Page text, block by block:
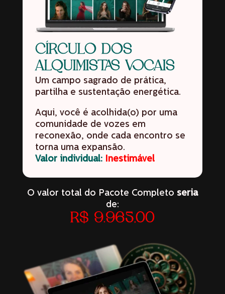
CÍRCULO DOS
ALQUIMISTAS VOCAIS
Um campo sagrado de prática,
partilha e sustentação energética.
Aqui, você é acolhida(o) por uma
comunidade de vozes em
reconexão, onde cada encontro se
torna uma expansão.
Valor individual: Inestimável
O valor total do Pacote Completo seria
de:
R$ 9.965,00